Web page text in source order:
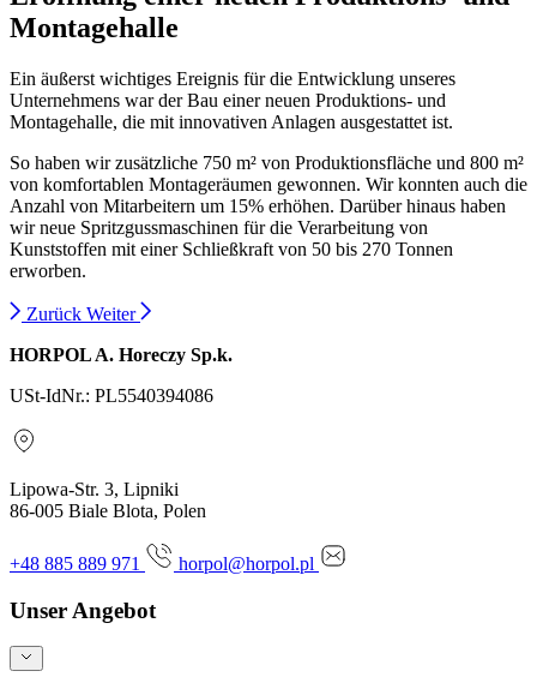
Montagehalle
Ein äußerst wichtiges Ereignis für die Entwicklung unseres
Unternehmens war der Bau einer neuen Produktions- und
Montagehalle, die mit innovativen Anlagen ausgestattet ist.
So haben wir zusätzliche 750 m² von Produktionsfläche und 800 m²
von komfortablen Montageräumen gewonnen. Wir konnten auch die
Anzahl von Mitarbeitern um 15% erhöhen. Darüber hinaus haben
wir neue Spritzgussmaschinen für die Verarbeitung von
Kunststoffen mit einer Schließkraft von 50 bis 270 Tonnen
erworben.
Zurück Weiter
HORPOL A. Horeczy Sp.k.
USt-IdNr.: PL5540394086
Lipowa-Str. 3, Lipniki
86-005 Biale Blota, Polen
+48 885 889 971 horpol@horpol.pl
Unser Angebot